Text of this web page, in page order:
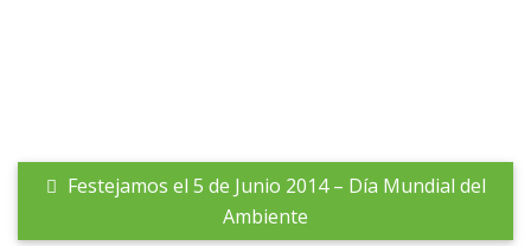
Festejamos el 5 de Junio 2014 – Día Mundial del
Ambiente